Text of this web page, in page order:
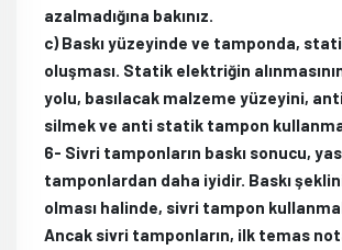
azalmadığına bakınız.
c) Baskı yüzeyinde ve tamponda,
oluşması. Statik elektriğin
yolu, basılacak malzeme yüzeyini,
silmek ve anti statik tampon
6- Sivri tamponların baskı sonucu,
tamponlardan daha iyidir. Baskı
olması halinde, sivri tampon
Ancak sivri tamponların, ilk temas